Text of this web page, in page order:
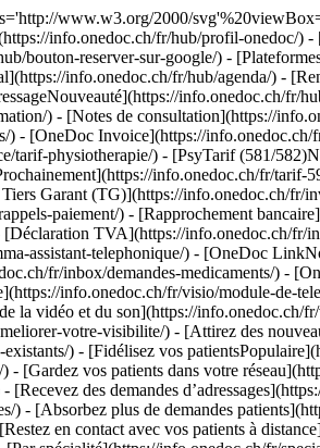
de médicamentsNouveauté](https://info.onedoc.ch/fr/inbox/demandes-medicaments/) - [OneDoc Visio](https://info.onedoc.ch/fr/visio/) - [Badge téléconsultation](https://info.onedoc.ch/fr/visio/badge-teleconsultation/) - [Module de téléconsultationPopulaire](https://info.onedoc.ch/fr/visio/module-de-teleconsultation/) - [Partage d’écran](https://info.onedoc.ch/fr/visio/partage-ecran/) - [Arrière-plan professionnel](https://info.onedoc.ch/fr/visio/arriere-plan/) - [Contrôle de la vidéo et du son](https://info.onedoc.ch/fr/visio/controle-video-son/) - [Solutions](#) - [Par cas d’utilisation](https://info.onedoc.ch/fr/besoins/) - [Gagnez en visibilité](https://info.onedoc.ch/fr/besoins/ameliorer-votre-visibilite/) - [Attirez des nouveaux patients](https://info.onedoc.ch/fr/besoins/gagnez-patients/) - [Automatisez le suivi de vos patients existants](https://info.onedoc.ch/fr/besoins/suivi-patients-existants/) - [Fidélisez vos patientsPopulaire](https://info.onedoc.ch/fr/besoins/fidelisez-vos-patients/) - [Gérez les protocoles de soin](https://info.onedoc.ch/fr/besoins/gerez-protocoles-soins/) - [Gardez vos patients dans votre réseau](https://info.onedoc.ch/fr/besoins/gardez-patients-reseau/) - [Adressez vos patientsPopulaire](https://info.onedoc.ch/fr/besoins/adressez-vos-patients/) - [Recevez des demandes d’adressages](https://info.onedoc.ch/fr/besoins/recevez-demandes-adressage/) - [Limitez les no-showsPopulaire](https://info.onedoc.ch/fr/besoins/limitez-rdv-non-honores/) - [Absorbez plus de demandes patients](https://info.onedoc.ch/fr/besoins/absorbez-demandes-patients/) - [Réduisez le nombre d’appelsPopulaire](https://info.onedoc.ch/fr/besoins/reduisez-les-appels/) - [Restez en contact avec vos patients à distance](https://info.onedoc.ch/fr/besoins/restez-en-contact-avec-patients/) - [Créez et gérez vos factures](https://info.onedoc.ch/fr/besoins/creez-gerez-factures/) -